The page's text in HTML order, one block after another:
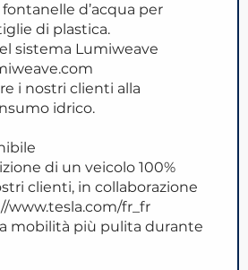
d’acqua per
di plastica.
sistema Lumiweave
i nostri clienti alla
idrico.
di un veicolo 100%
clienti, in collaborazione
www.tesla.com/fr_fr
mobilità più pulita durante